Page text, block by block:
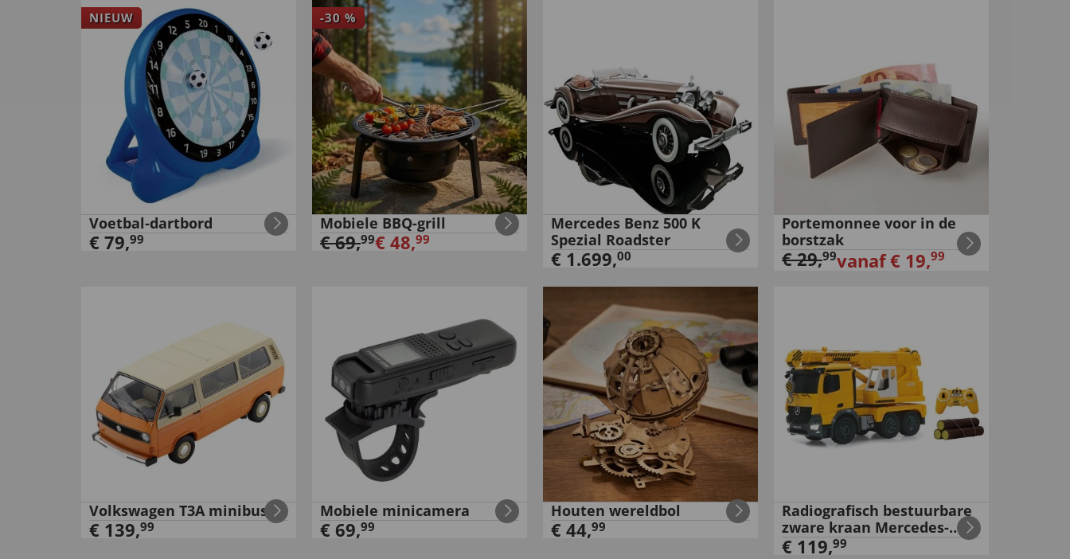
NIEUW
Voetbal-dartbord
€ 79,99
-30 %
Mobiele BBQ-grill
€69,99€ 48,99
Mercedes Benz 500 K
Spezial Roadster
€ 1.699,00
Portemonnee voor in de
borstzak
€29,99vanaf€ 19,99
Volkswagen T3A minibus
€ 139,99
Mobiele minicamera
€ 69,99
Houten wereldbol
€ 44,99
Radiografisch bestuurbare
zware kraan Mercedes-
Benz Arocs
€ 119,99